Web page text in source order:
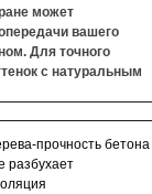
может
вашего
Для точного
с натуральным
прочность бетона
разбухает